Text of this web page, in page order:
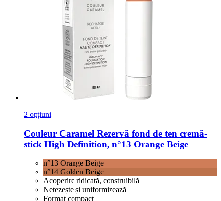
2 opțiuni
Couleur Caramel Rezervă fond de ten cremă-​
stick High Definition, n°13 Orange Beige
n°13 Orange Beige
n°14 Golden Beige
Acoperire ridicată, construibilă
Netezește și uniformizează
Format compact